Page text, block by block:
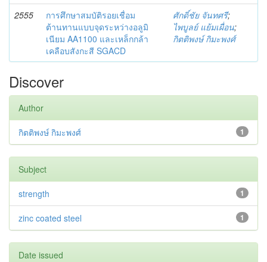
2555
การศึกษาสมบัติรอยเชื่อม
ต้านทานแบบจุดระหว่างอลูมิ
เนียม AA1100 และเหล็กกล้า
เคลือบสังกะสี SGACD
ศักดิ์ชัย จันทศรี;
ไพบูลย์ แย้มเผื่อน;
กิตติพงษ์ กิมะพงศ์
Discover
Author
1
กิตติพงษ์ กิมะพงศ์
Subject
1
strength
1
zinc coated steel
Date issued